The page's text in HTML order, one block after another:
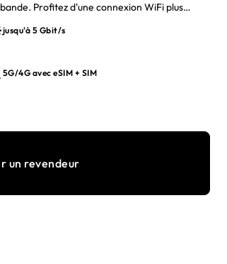
Profitez d'une connexion WiFi plus
8K optimale, des visioconférences fluides,
d'une technologie tribande partagée, le
appareils WiFi 7. Trouvez le meilleur signal
rabattable.
jusqu'à 5 Gbit/s
5G/4G avec eSIM + SIM
un revendeur